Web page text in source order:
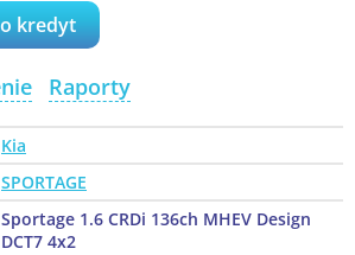
kredyt
Raporty
Kia
SPORTAGE
Sportage 1.6 CRDi 136ch MHEV Design
DCT7 4x2